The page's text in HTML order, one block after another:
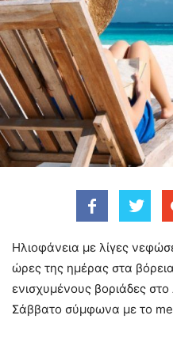
Ηλιοφάνεια με λίγες
ώρες της ημέρας στα
ενισχυμένους βοριάδες στο
Σάββατο σύμφωνα με το